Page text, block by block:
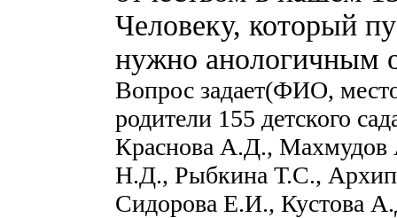
Человеку, который
нужно анологичным
Вопрос задает(ФИО,
родители 155 детского
Краснова А.Д., Махмудов
Н.Д., Рыбкина Т.С.,
Сидорова Е.И., Кустова